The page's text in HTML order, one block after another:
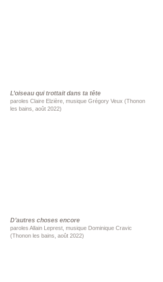
L’oiseau qui trottait dans ta tête
paroles Claire Elzière, musique Grégory Veux (Thonon
les bains, août 2022)
D’autres choses encore
paroles Allain Leprest, musique Dominique Cravic
(Thonon les bains, août 2022)